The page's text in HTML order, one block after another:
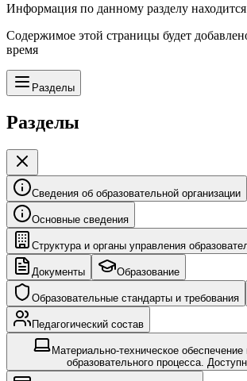
Информация по данному разделу находится
Содержимое этой страницы будет
время
Разделы
Разделы
Сведения об образовательной организации
Основные сведения
Структура и органы управления
Документы Образование
Образовательные стандарты и требования
Педагогический состав
Материально-техническое
образовательного процесса.